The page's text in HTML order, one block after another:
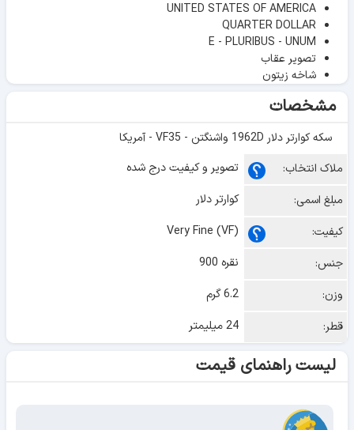
UNITED STATES OF AMERICA
QUARTER DOLLAR
E - PLURIBUS - UNUM
تصویر عقاب
شاخه زیتون
مشخصات
سکه کوارتر دلار 1962D واشنگتن - VF35 - آمریکا
ملاک انتخاب:
تصویر و کیفیت درج شده
مبلغ اسمی:
کوارتر دلار
کیفیت:
Very Fine (VF)
جنس:
نقره 900
وزن:
6.2 گرم
قطر:
24 میلیمتر
لیست راهنمای قیمت